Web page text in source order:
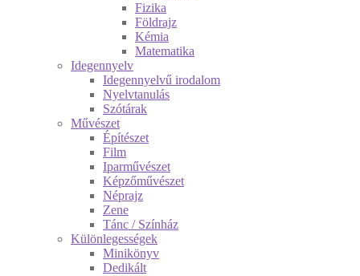
Fizika
Földrajz
Kémia
Matematika
Idegennyelv
Idegennyelvű irodalom
Nyelvtanulás
Szótárak
Művészet
Építészet
Film
Iparművészet
Képzőművészet
Néprajz
Zene
Tánc / Színház
Különlegességek
Minikönyv
Dedikált